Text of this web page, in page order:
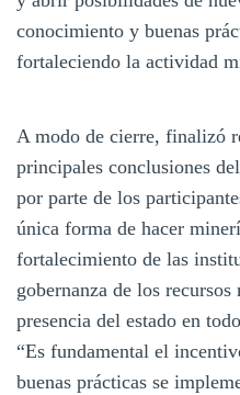
conocimiento y buenas
fortaleciendo la actividad
A modo de cierre, finalizó
principales conclusiones
por parte de los
única forma de hacer
fortalecimiento de las
gobernanza de los
presencia del estado en
“Es fundamental el
buenas prácticas se